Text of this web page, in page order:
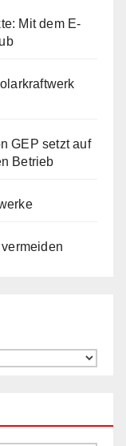
Mit dem E-
GEP setzt auf
Betrieb